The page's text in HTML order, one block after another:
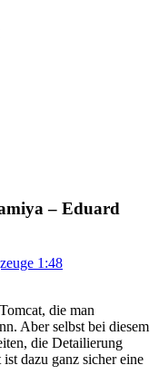
– Eduard
1:48
die man
Aber selbst bei diesem
die Detailierung
dazu ganz sicher eine